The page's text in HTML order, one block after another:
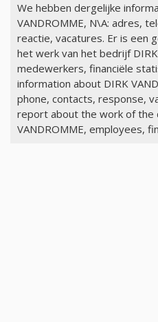
We hebben dergelijke
VANDROMME, N\A: adres,
reactie, vacatures. Er is een
het werk van het bedrijf DIRK
medewerkers, financiële
information about DIRK
phone, contacts, response,
report about the work of the
VANDROMME, employees,